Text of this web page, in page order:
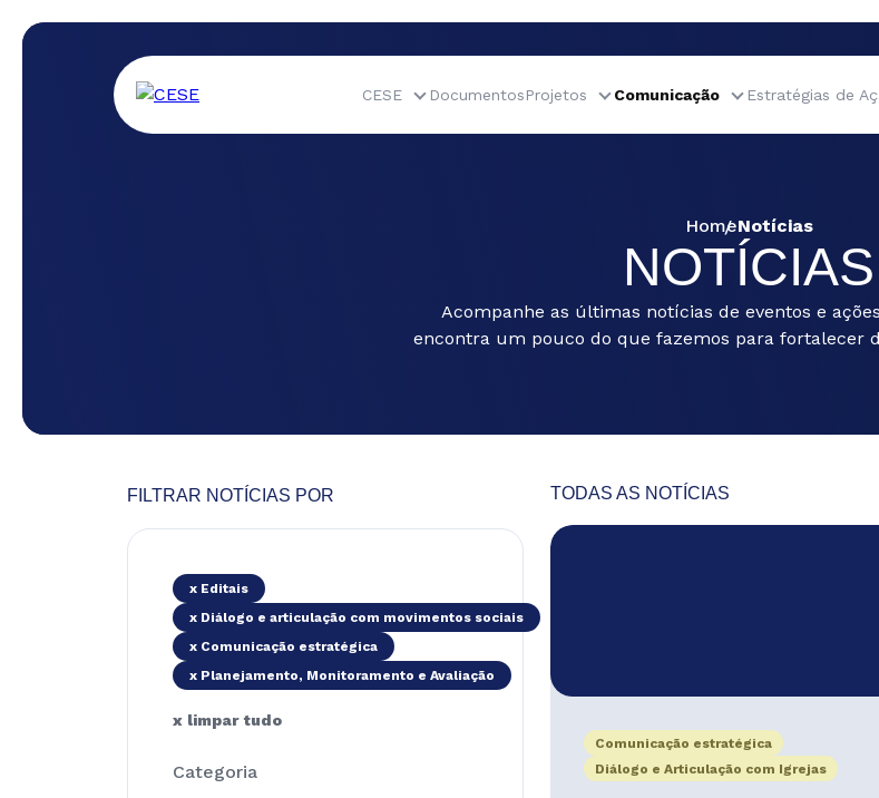
CESE DocumentosProjetos Comunicação Estratégias de
HomeNotícias
NOTÍCIAS
Acompanhe as últimas notícias de eventos e
encontra um pouco do que fazemos para fortalecer
FILTRAR NOTÍCIAS POR
x Editais
x Diálogo e articulação com movimentos sociais
x Comunicação estratégica
x Planejamento, Monitoramento e Avaliação
x limpar tudo
Categoria
TODAS AS NOTÍCIAS
Comunicação estratégica
Diálogo e Articulação com Igrejas